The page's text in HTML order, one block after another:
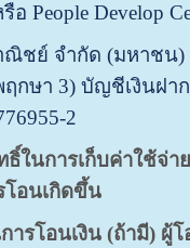
อ People Develop
ณิชย์ จำกัด (มหาชน
ฤกษา 3) บัญชีเงิน
2
ในการเก็บค่าใช้จ่า
โอนเกิดขึ้น
ารโอนเงิน (ถ้ามี) ผู้โ